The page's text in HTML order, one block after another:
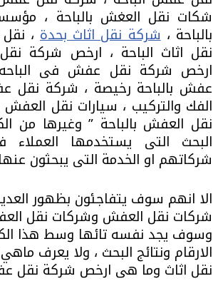
شكات نقل العغش بالباحة ،
بالباحة ،شركة نقل اثاث بحدة ، نقل
نقل اثاث الباحة ، ارخص شركة نقل
ارخص شركة نقل عفش فى
عفش بالباحة رخيصة ، شركة نقل
الفك والتركيب ، سيارات نقل العفش
نقل العفش بالباحة ” وغيرها من
البحث التى يستخدمها
شركاتهم او الخدمة التى يبحثون
الا انهم سوف يتفاجئون بظهور
شركات نقل العفش وشركات نقل
وسوف يجد نفسه تائها وسط هذا
الارقام ونتائج البحث ، ولا يعرف
نقل اثاث وما هى ارخص شركة نقل